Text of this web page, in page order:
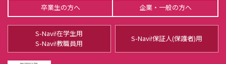
全国高等学校ビジネスアイディア甲子園
起業教育
大商大ビジネス・アイディアコンテスト
卒業生の方へ
企業・一般の方へ
S-Navi!在学生用
S-Navi!教職員用
S-Navi!保証人(保護者)用